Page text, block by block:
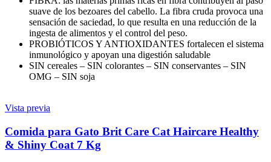
suave de los bezoares del cabello. La fibra cruda provoca una
sensación de saciedad, lo que resulta en una reducción de la
ingesta de alimentos y el control del peso.
PROBIÓTICOS Y ANTIOXIDANTES fortalecen el sistema
inmunológico y apoyan una digestión saludable
SIN cereales – SIN colorantes – SIN conservantes – SIN
OMG – SIN soja
Vista previa
Comida para Gato Brit Care Cat Haircare Healthy
& Shiny Coat 7 Kg